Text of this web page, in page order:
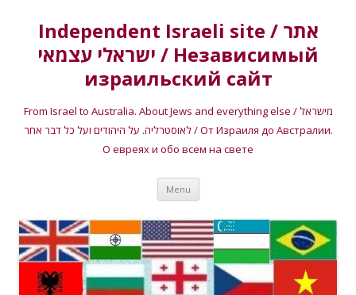
Independent Israeli site / אתר
ישראלי עצמאי / Независимый
израильский сайт
From Israel to Australia. About Jews and everything else / מישראל
לאוסטרליה. על היהודים ועל כל דבר אחר / От Израиля до Австралии.
О евреях и обо всем на свете
Menu Skip
content